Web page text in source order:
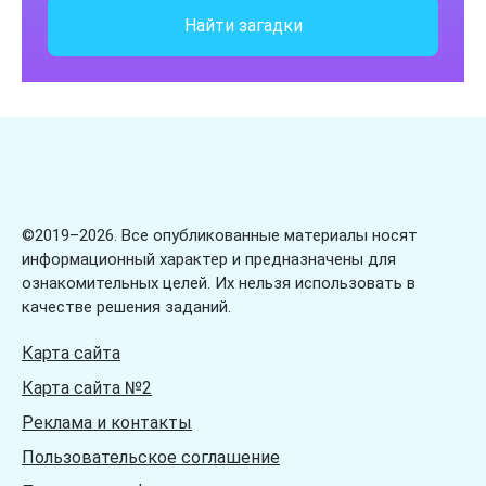
Найти загадки
©2019–2026. Все опубликованные материалы носят
информационный характер и предназначены для
ознакомительных целей. Их нельзя использовать в
качестве решения заданий.
Карта сайта
Карта сайта №2
Реклама и контакты
Пользовательское соглашение